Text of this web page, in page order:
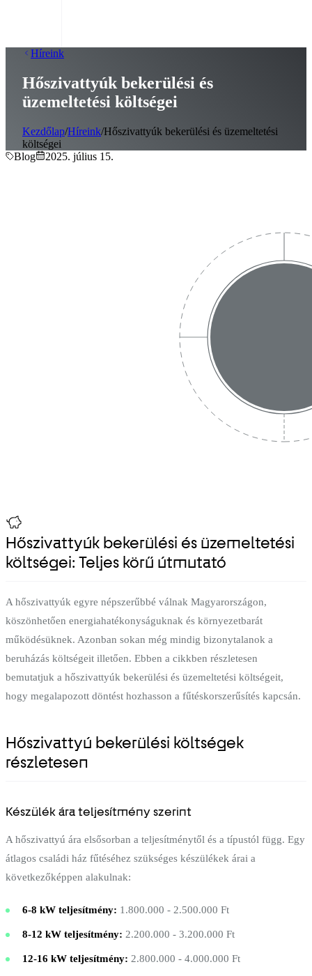
Híreink
Hőszivattyúk bekerülési és
üzemeltetési költségei
Kezdőlap/Híreink/Hőszivattyúk bekerülési és üzemeltetési
költségei
Blog
2025. július 15.
Hőszivattyúk bekerülési és üzemeltetési
költségei: Teljes körű útmutató
A hőszivattyúk egyre népszerűbbé válnak Magyarországon,
köszönhetően energiahatékonyságuknak és környezetbarát
működésüknek. Azonban sokan még mindig bizonytalanok a
beruházás költségeit illetően. Ebben a cikkben részletesen
bemutatjuk a hőszivattyúk bekerülési és üzemeltetési költségeit,
hogy megalapozott döntést hozhasson a fűtéskorszerűsítés kapcsán.
Hőszivattyú bekerülési költségek
részletesen
Készülék ára teljesítmény szerint
A hőszivattyú ára elsősorban a teljesítménytől és a típustól függ. Egy
átlagos családi ház fűtéséhez szükséges készülékek árai a
következőképpen alakulnak:
6-8 kW teljesítmény: 1.800.000 - 2.500.000 Ft
8-12 kW teljesítmény: 2.200.000 - 3.200.000 Ft
12-16 kW teljesítmény: 2.800.000 - 4.000.000 Ft